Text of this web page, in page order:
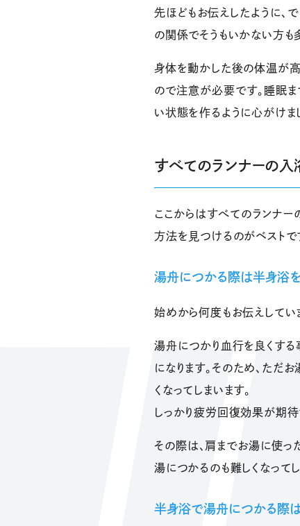
先ほどもお伝えしたように
の関係でそうもいかない方も
身体を動かした後の体温が高
ので注意が必要です。睡眠
い状態を作るように心がけまし
すべてのランナーの入
ここからはすべてのランナー
方法を見つけるのがベストで
湯舟につかる際は半身浴
始めから何度もお伝えしてい
湯舟につかり血行を良くす
になります。そのため、ただ
くなってしまいます。
しっかり疲労回復効果が期待
その際は、肩までお湯に使っ
湯につかるのも難しくなって
半身浴で湯舟につかる際